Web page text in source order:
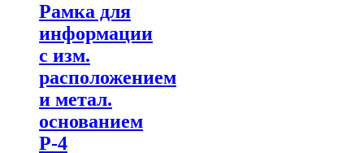
Рамка для
информации
с изм.
расположением
и метал.
основанием
Р-4